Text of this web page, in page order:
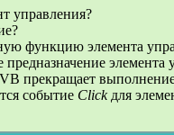
управления?
функцию элемента
предназначение элемента
прекращает
событие Clickдля